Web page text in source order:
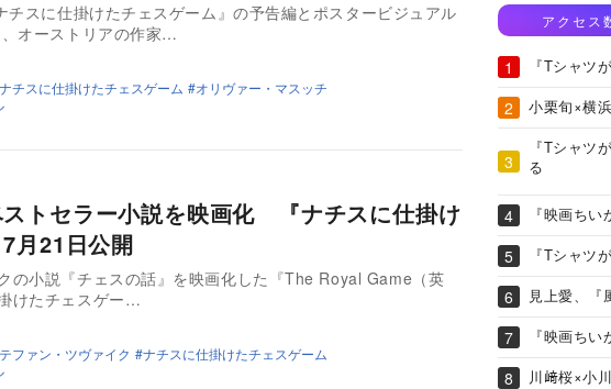
スに仕掛けたチェスゲーム』の予告編とポスタービジュアル
オーストリアの作家…
ナチスに仕掛けたチェスゲーム
オリヴァー・マスッチ
トセラー小説を映画化 『ナチスに仕掛け
月21日公開
の小説『チェスの話』を映画化した『The Royal Game（英
けたチェスゲー…
ファン・ツヴァイク
ナチスに仕掛けたチェスゲーム
アクセス
『Tシャツ
小栗旬×横
『Tシャツ
る
『映画ち
『Tシャツ
見上愛、『
『映画ち
川﨑桜×小